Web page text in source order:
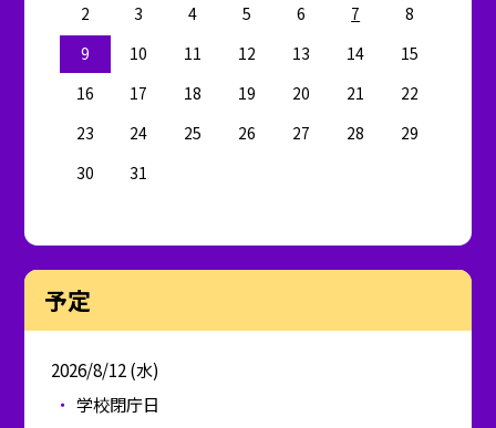
2
3 4 5 6 7
8
9
10 11 12 13 14
15
16
17 18 19 20 21
22
23
24 25 26 27 28
29
30
31
予定
2026/8/12 (水)
学校閉庁日